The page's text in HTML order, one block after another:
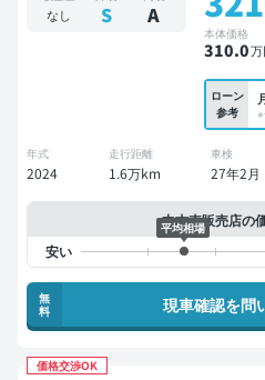
なし S A
本体価格
310.0万
ローン
参考
年式
2024
走行距離
1.6万km
車検
27年2月
中古車販売店の
平均相場
無
料
現車確認を問
価格交渉OK